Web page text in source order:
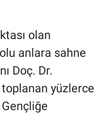
olan
anlara sahne
Doç. Dr.
yüzlerce